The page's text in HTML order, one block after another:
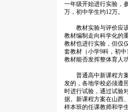
一年级开始进行实验，
万，初中学生约12万。
教材实验与评价应该
教材编制走向科学化的
教材也进行实验，但仅
套教材（小学9科，初
教材能否发挥整体育人
普通高中新课程方案
发的，各地学校必须遵
时进行试验，通过试验
据。新课程方案在山西
样本班的任课教师和学